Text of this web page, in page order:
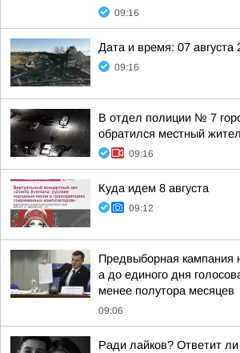
09:16
Дата и время: 07 августа
09:16
В отдел полиции № 7
обратился местный
09:16
Куда идем 8 августа
09:12
Предвыборная кампания
а до единого дня
менее полутора месяцев
09:06
Ради лайков? Ответит ли